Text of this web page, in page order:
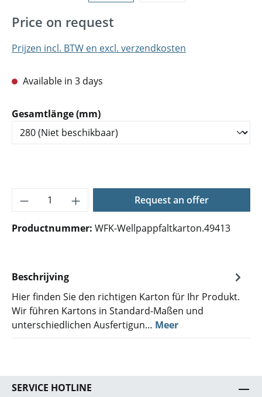
Price on request
Prijzen incl. BTW en excl. verzendkosten
Available in 3 days
Selecteer
Gesamtlänge (mm)
Producthoeveelheid: Voer de gewenste
Request an offer
Productnummer: WFK-Wellpappfaltkarton.49413
Beschrijving
Hier finden Sie den richtigen Karton für Ihr Produkt.
Wir führen Kartons in Standard-Maßen und
unterschiedlichen Ausfertigun… Meer
SERVICE HOTLINE